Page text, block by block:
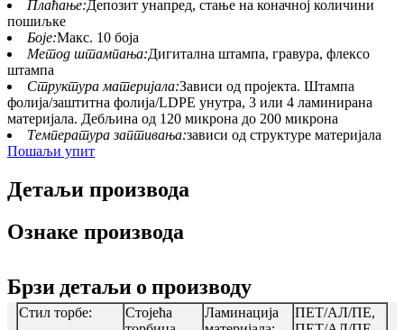
Плаћање:Депозит унапред, стање на коначној количини
пошиљке
Боје:Макс. 10 боја
Метод штампања:Дигитална штампа, гравура, флексо
штампа
Структура материјала:Зависи од пројекта. Штампа
фолија/заштитна фолија/LDPE унутра, 3 или 4 ламинирана
материјала. Дебљина од 120 микрона до 200 микрона
Температура заптивања:зависи од структуре материјала
Пошаљи упит
Детаљи производа
Ознаке производа
Брзи детаљи о производу
Стил торбе:
Стојећа
Ламинација
ПЕТ/АЛ/ПЕ,